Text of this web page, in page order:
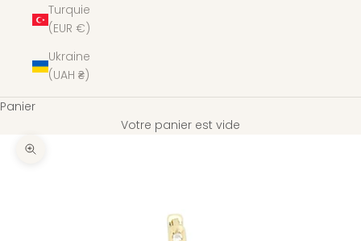
Turquie
(EUR €)
Ukraine
(UAH ₴)
Panier
Votre panier est vide
Zoomer sur l'image